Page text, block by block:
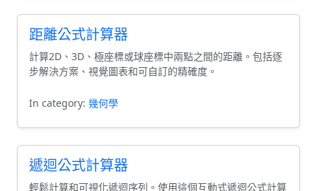
距離公式計算器
計算2D、3D、極座標或球座標中兩點之間的距離。包括逐
步解決方案、視覺圖表和可自訂的精確度。
In category: 幾何學
遞迴公式計算器
輕鬆計算和可視化遞迴序列。使用這個互動式遞迴公式計算